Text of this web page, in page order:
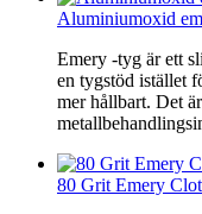
Aluminiumoxid
Emery -tyg är ett
en tygstöd istället
mer hållbart. Det
80 Grit Emery